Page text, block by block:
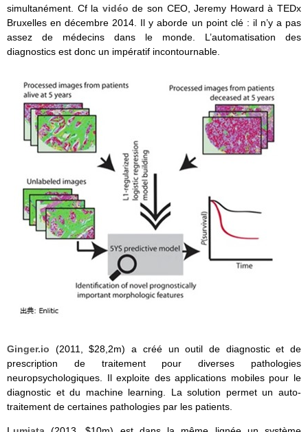
simultanément. Cf la vidéo de son CEO, Jeremy Howard à TEDx
Bruxelles en décembre 2014. Il y aborde un point clé : il n’y a pas
assez de médecins dans le monde. L’automatisation des
diagnostics est donc un impératif incontournable.
Ginger.io (2011, $28,2m) a créé un outil de diagnostic et de
prescription de traitement pour diverses pathologies
neuropsychologiques. Il exploite des applications mobiles pour le
diagnostic et du machine learning. La solution permet un auto-
traitement de certaines pathologies par les patients.